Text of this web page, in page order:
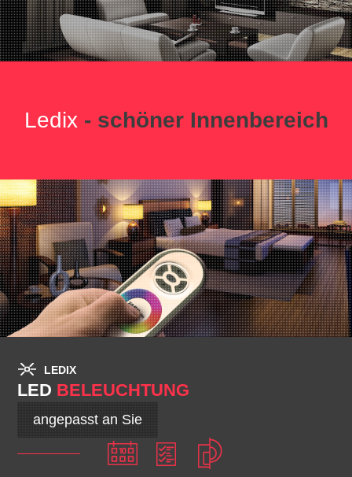
Ledix - schöner Innenbereich
LEDIX
LED BELEUCHTUNG
angepasst an Sie